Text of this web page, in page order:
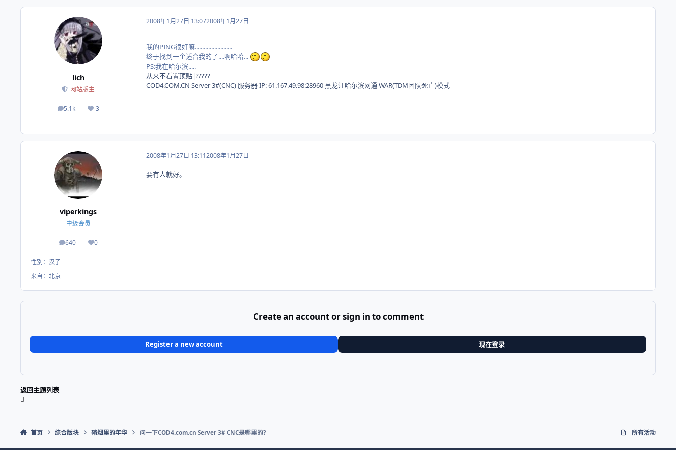
lich
网站版主
5.1k
帖子 -3
荣誉积分
2008年1月27日 13:072008年1月27日
我的PING很好嘛.........................
终于找到一个适合我的了....啊哈哈...
PS:我在哈尔滨.....
从来不看置顶贴|?/???
COD4.COM.CN Server 3#(CNC) 服务器 IP: 61.167.49.98:28960 黑龙江哈尔滨网通 WAR(TDM团队死亡)模式
viperkings
中级会员
640
帖子 0
荣誉积分
性别： 汉子
来自： 北京
2008年1月27日 13:112008年1月27日
要有人就好。
Create an account or sign in to comment
Register a new account 现在登录
返回主题列表
首页 综合版块 硝烟里的年华 问一下COD4.com.cn Server 3# CNC是哪里的? 所有活动